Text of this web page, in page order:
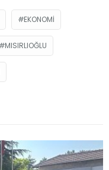
EKONOMI
MISIRLIOĞLU